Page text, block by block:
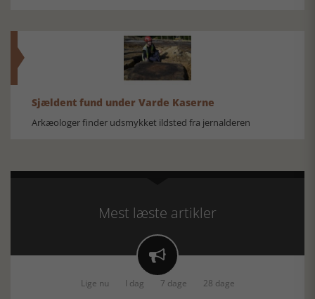
Sjældent fund under Varde Kaserne
Arkæologer finder udsmykket ildsted fra jernalderen
Mest læste artikler

Lige nu I dag 7 dage 28 dage